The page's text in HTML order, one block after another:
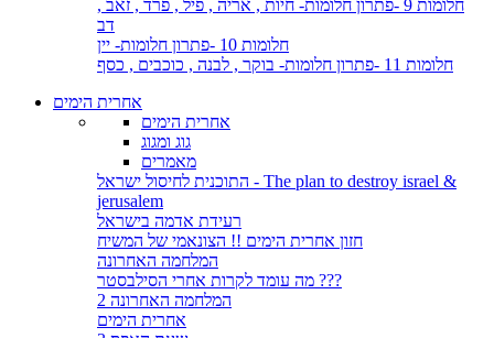
חלומות 9 -פתרון חלומות- חיות , אריה , פיל , פרד , זאב ,
דב
חלומות 10 -פתרון חלומות- יין
חלומות 11 -פתרון חלומות- בוקר , לבנה , כוכבים , כסף
אחרית הימים
אחרית הימים
גוג ומגוג
מאמרים
התוכנית לחיסול ישראל - The plan to destroy israel &
jerusalem
רעידת אדמה בישראל
חזון אחרית הימים !! הצונאמי של המשיח
המלחמה האחרונה
מה עומד לקרות אחרי הסילבסטר ???
המלחמה האחרונה 2
אחרית הימים